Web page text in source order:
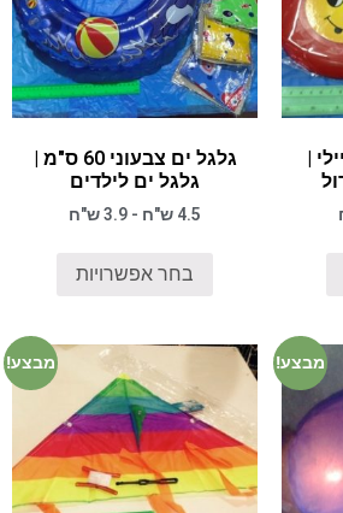
|
גלגל ים צבעוני 60 ס"מ |
גלגל ים לילדים
4.5 ש"ח - 3.9 ש"ח
בחר אפשרויות
מבצע! מבצע!